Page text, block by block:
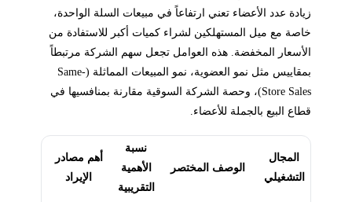
زيادة عدد الأعضاء تعني ارتفاعاً في مبيعات السلة الواحدة،
خاصة مع ميل المستهلكين لشراء كميات أكبر للاستفادة من
الأسعار المخفضة. هذه العوامل تجعل سهم الشركة مرتبطاً
بمقاييس مثل نمو العضوية، نمو المبيعات المماثلة (Same-
Store Sales)، وحصة الشركة السوقية مقارنة بمنافسيها في
قطاع البيع بالجملة للأعضاء.
المجال
التشغيلي
الوصف المختصر
نسبة
الأهمية
التقريبية
أهم مصادر
الإيراد